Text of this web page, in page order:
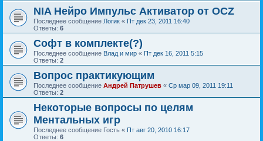
NIA Нейро Импульс Активатор от OCZ
Последнее сообщение Логик « Пт дек 23, 2011 16:40
Ответы: 6
Софт в комплекте(?)
Последнее сообщение Влад и мир « Пт дек 16, 2011 5:15
Ответы: 2
Вопрос практикующим
Последнее сообщение Андрей Патрушев « Ср мар 09, 2011 19:11
Ответы: 2
Некоторые вопросы по целям
Ментальных игр
Последнее сообщение Гость « Пт авг 20, 2010 16:17
Ответы: 6